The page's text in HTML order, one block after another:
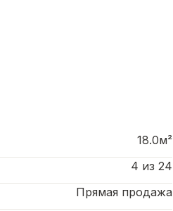
18.0м²
4 из 24
Прямая продажа